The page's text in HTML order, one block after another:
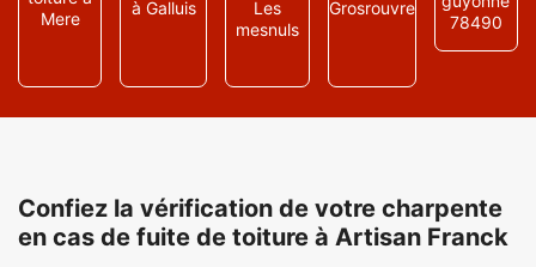
Mere
à Galluis
Les
mesnuls
Grosrouvre
78490
Confiez la vérification de votre charpente
en cas de fuite de toiture à Artisan Franck